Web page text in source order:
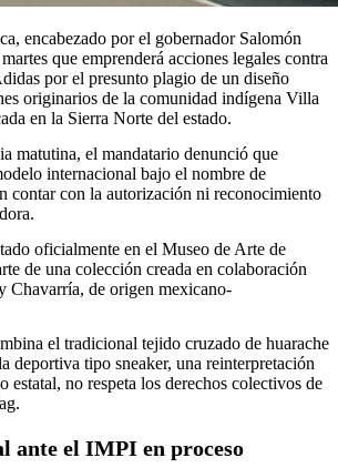
encabezado por el gobernador Salomón
que emprenderá acciones legales contra
por el presunto plagio de un diseño
originarios de la comunidad indígena Villa
en la Sierra Norte del estado.
matutina, el mandatario denunció que
internacional bajo el nombre de
contar con la autorización ni reconocimiento
oficialmente en el Museo de Arte de
de una colección creada en colaboración
Chavarría, de origen mexicano-
el tradicional tejido cruzado de huarache
deportiva tipo sneaker, una reinterpretación
estatal, no respeta los derechos colectivos de
ante el IMPI en proceso